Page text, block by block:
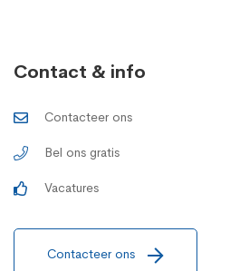
Contact & info
Contacteer ons
Bel ons gratis
Vacatures
Contacteer ons